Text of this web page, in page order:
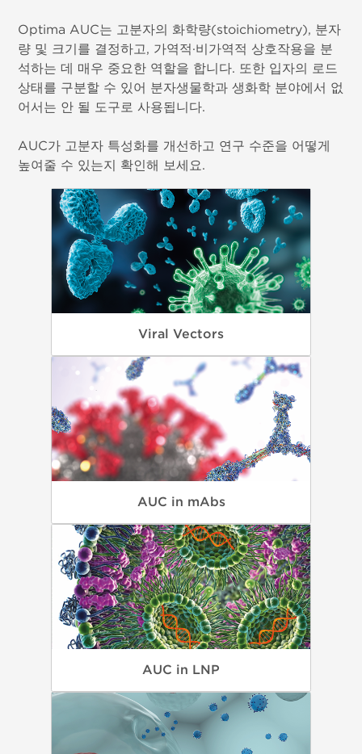
Optima AUC는 고분자의 화학량(stoichiometry), 분자
량 및 크기를 결정하고, 가역적·비가역적 상호작용을 분
석하는 데 매우 중요한 역할을 합니다. 또한 입자의 로드
상태를 구분할 수 있어 분자생물학과 생화학 분야에서 없
어서는 안 될 도구로 사용됩니다.
AUC가 고분자 특성화를 개선하고 연구 수준을 어떻게
높여줄 수 있는지 확인해 보세요.
Viral Vectors
AUC in mAbs
AUC in LNP